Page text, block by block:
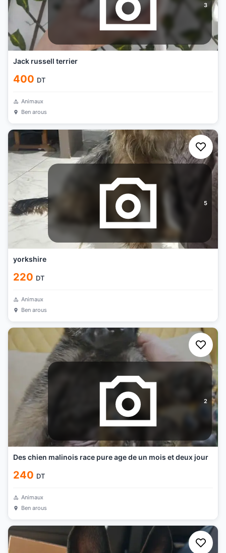
3
Jack russell terrier
400 DT
Animaux
Ben arous
5
yorkshire
220 DT
Animaux
Ben arous
2
Des chien malinois race pure age de un mois et deux jour
240 DT
Animaux
Ben arous